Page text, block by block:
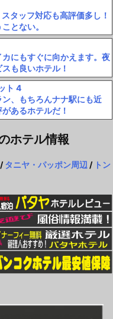
タッフ対応も高評価多し！
とない。
にもすぐに向かえます。夜
も良いホテル！
ト 4
、もちろんナナ駅にも近
あるホテルだ！
ホテル情報
/タニヤ・パッポン周辺 / トン